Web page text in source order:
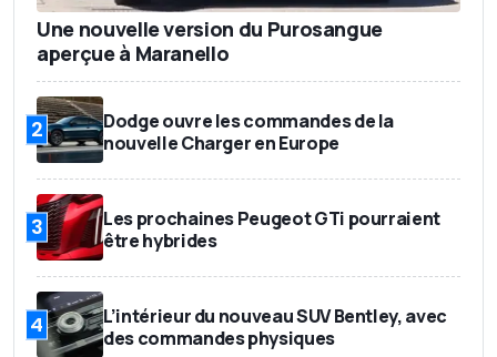
Une nouvelle version du Purosangue
aperçue à Maranello
2
Dodge ouvre les commandes de la
nouvelle Charger en Europe
3
Les prochaines Peugeot GTi pourraient
être hybrides
4
L’intérieur du nouveau SUV Bentley, avec
des commandes physiques